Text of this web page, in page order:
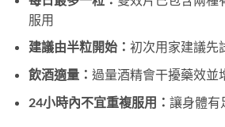
服用
建議由半粒開始： 初次用家建議先
飲酒適量： 過量酒精會干擾藥效並
24小時內不宜重複服用： 讓身體有